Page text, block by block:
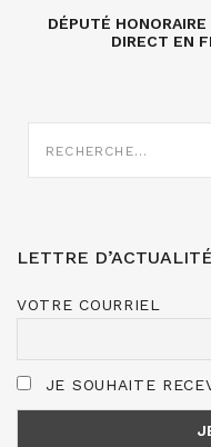
DÉPUTÉ
DIRECT EN
SUR
LETTRE
VOTRE COURRIEL
JE SOUHAITE